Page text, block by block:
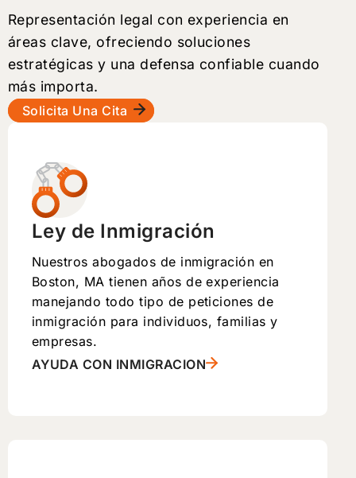
Representación legal con experiencia en
áreas clave, ofreciendo soluciones
estratégicas y una defensa confiable cuando
más importa.
Solicita Una Cita
Ley de Inmigración
Nuestros abogados de inmigración en
Boston, MA tienen años de experiencia
manejando todo tipo de peticiones de
inmigración para individuos, familias y
empresas.
AYUDA CON INMIGRACION